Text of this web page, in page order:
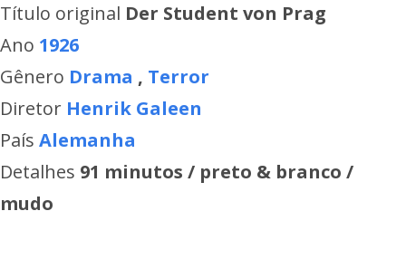
Título original Der Student von Prag
Ano 1926
Gênero Drama , Terror
Diretor Henrik Galeen
País Alemanha
Detalhes 91 minutos / preto & branco /
mudo